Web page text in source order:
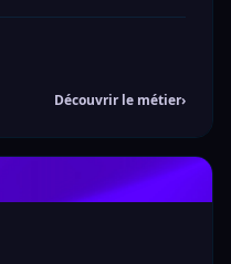
Découvrir le métier›